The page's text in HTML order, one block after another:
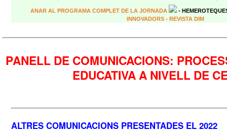
ANAR AL PROGRAMA COMPLET DE LA JORNADA
-
INNOVADORS - REVISTA DIM
PANELL DE COMUNICACIONS:
EDUCATIVA A NIVELL DE
ALTRES COMUNICACIONS PRESENTADES EL 2022